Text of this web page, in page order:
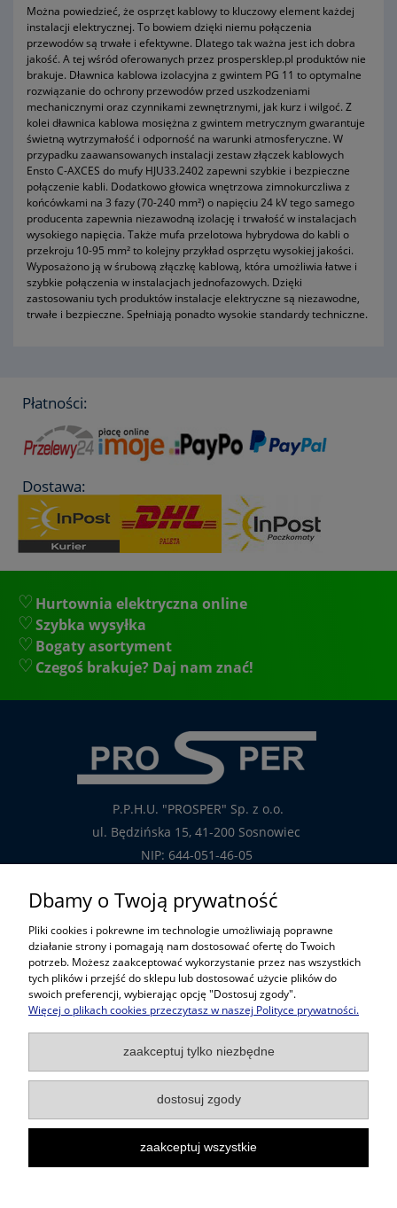
Można powiedzieć, że osprzęt kablowy to kluczowy element każdej
instalacji elektrycznej. To bowiem dzięki niemu połączenia
przewodów są trwałe i efektywne. Dlatego tak ważna jest ich dobra
jakość. A tej wśród oferowanych przez prospersklep.pl produktów nie
brakuje. Dławnica kablowa izolacyjna z gwintem PG 11 to optymalne
rozwiązanie do ochrony przewodów przed uszkodzeniami
mechanicznymi oraz czynnikami zewnętrznymi, jak kurz i wilgoć. Z
kolei dławnica kablowa mosiężna z gwintem metrycznym gwarantuje
świetną wytrzymałość i odporność na warunki atmosferyczne. W
przypadku zaawansowanych instalacji zestaw złączek kablowych
Ensto C-AXCES do mufy HJU33.2402 zapewni szybkie i bezpieczne
połączenie kabli. Dodatkowo głowica wnętrzowa zimnokurczliwa z
końcówkami na 3 fazy (70-240 mm²) o napięciu 24 kV tego samego
producenta zapewnia niezawodną izolację i trwałość w instalacjach
wysokiego napięcia. Także mufa przelotowa hybrydowa do kabli o
przekroju 10-95 mm² to kolejny przykład osprzętu wysokiej jakości.
Wyposażono ją w śrubową złączkę kablową, która umożliwia łatwe i
szybkie połączenia w instalacjach jednofazowych. Dzięki
zastosowaniu tych produktów instalacje elektryczne są niezawodne,
trwałe i bezpieczne. Spełniają ponadto wysokie standardy techniczne.
Płatności:
Dostawa:
Hurtownia elektryczna online
Szybka wysyłka
Bogaty asortyment
Czegoś brakuje? Daj nam znać!
P.P.H.U. "PROSPER" Sp. z o.o.
ul. Będzińska 15, 41-200 Sosnowiec
NIP: 644-051-46-05
tel.: 32-785-29-00
tel. kom: 609-808-147
handlowy@prosper.com.pl
Informacje
Pomoc w zakupach
Popularne kategorie
Dbamy o Twoją prywatność
Pliki cookies i pokrewne im technologie umożliwiają poprawne
działanie strony i pomagają nam dostosować ofertę do Twoich
potrzeb. Możesz zaakceptować wykorzystanie przez nas wszystkich
tych plików i przejść do sklepu lub dostosować użycie plików do
swoich preferencji, wybierając opcję "Dostosuj zgody".
Więcej o plikach cookies przeczytasz w naszej Polityce prywatności.
zaakceptuj tylko niezbędne
dostosuj zgody
zaakceptuj wszystkie